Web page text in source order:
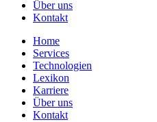
Über uns
Kontakt
Home
Services
Technologien
Lexikon
Karriere
Über uns
Kontakt